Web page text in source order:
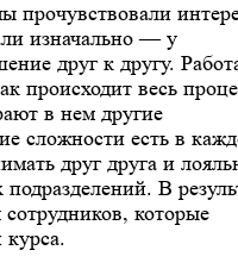
прочувствовали
изначально — у
друг к другу.
происходит весь
в нем другие
сложности есть в
друг друга и
В
которые